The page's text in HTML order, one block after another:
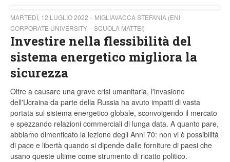
MARTEDÌ, 12 LUGLIO 2022
MIGLIAVACCA STEFANIA (ENI
CORPORATE UNIVERSITY – SCUOLA MATTEI)
Investire nella flessibilità del
sistema energetico migliora la
sicurezza
Oltre a causare una grave crisi umanitaria, l'invasione
dell'Ucraina da parte della Russia ha avuto impatti di vasta
portata sul sistema energetico globale, sconvolgendo il mercato
e spezzando relazioni commerciali di lunga data. A quanto pare,
abbiamo dimenticato la lezione degli Anni 70: non vi è possibilità
di pace e libertà quando si dipende dalle forniture di paesi che
usano queste ultime come strumento di ricatto politico.